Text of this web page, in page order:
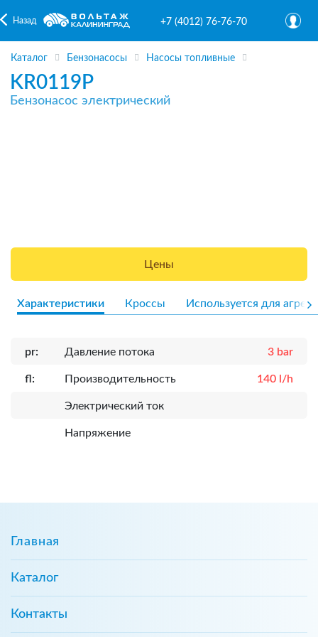
Назад +7 (4012) 76-76-70
Каталог Бензонасосы Насосы топливные
KR0119P
Бензонасос электрический
Цены
Характеристики Кроссы Используется для
pr: Давление потока 3 bar
fl: Производительность 140 l/h
Электрический ток
Напряжение
Главная
Каталог
Контакты